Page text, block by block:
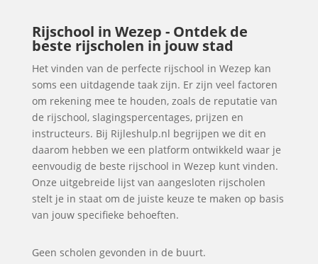
Rijschool in Wezep - Ontdek de
beste rijscholen in jouw stad
Het vinden van de perfecte rijschool in Wezep kan
soms een uitdagende taak zijn. Er zijn veel factoren
om rekening mee te houden, zoals de reputatie van
de rijschool, slagingspercentages, prijzen en
instructeurs. Bij Rijleshulp.nl begrijpen we dit en
daarom hebben we een platform ontwikkeld waar je
eenvoudig de beste rijschool in Wezep kunt vinden.
Onze uitgebreide lijst van aangesloten rijscholen
stelt je in staat om de juiste keuze te maken op basis
van jouw specifieke behoeften.
Geen scholen gevonden in de buurt.